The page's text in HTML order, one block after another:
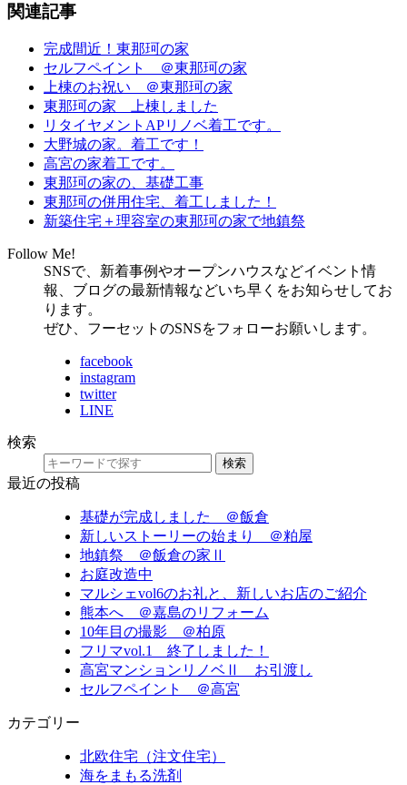
関連記事
完成間近！東那珂の家
セルフペイント ＠東那珂の家
上棟のお祝い ＠東那珂の家
東那珂の家 上棟しました
リタイヤメントAPリノベ着工です。
大野城の家。着工です！
高宮の家着工です。
東那珂の家の、基礎工事
東那珂の併用住宅、着工しました！
新築住宅＋理容室の東那珂の家で地鎮祭
Follow Me!
SNSで、新着事例やオープンハウスなどイベント情
報、ブログの最新情報などいち早くをお知らせしてお
ります。
ぜひ、フーセットのSNSをフォローお願いします。
facebook
instagram
twitter
LINE
検索
検索
最近の投稿
基礎が完成しました ＠飯倉
新しいストーリーの始まり ＠粕屋
地鎮祭 ＠飯倉の家Ⅱ
お庭改造中
マルシェvol6のお礼と、新しいお店のご紹介
熊本へ ＠嘉島のリフォーム
10年目の撮影 ＠柏原
フリマvol.1 終了しました！
高宮マンションリノベⅡ お引渡し
セルフペイント ＠高宮
カテゴリー
北欧住宅（注文住宅）
海をまもる洗剤